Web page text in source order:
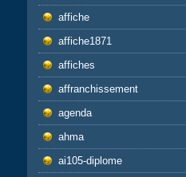
affiche
affiche1871
affiches
affranchissement
agenda
ahma
ai105-diplome